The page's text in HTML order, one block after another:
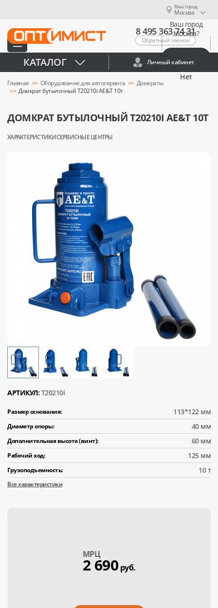
Ваш город
Москва
Ваш город
Москва?
Нет
8 495 363 74 31
Обратный звонок
КАТАЛОГ Личный кабинет
Главная Оборудование для автосервиса
Домкраты
Домкрат бутылочный T20210i AE&T 10т
ДОМКРАТ БУТЫЛОЧНЫЙ T20210I AE&T 10Т
ХАРАКТЕРИСТИКИСЕРВИСНЫЕ ЦЕНТРЫ
АРТИКУЛ: T20210i
Размер основания: 113*122 мм
Диаметр опоры: 40 мм
Дополнительная высота (винт): 60 мм
Рабочий ход: 125 мм
Грузоподъемность: 10 т
Все характеристики
МPЦ
2 690 руб.